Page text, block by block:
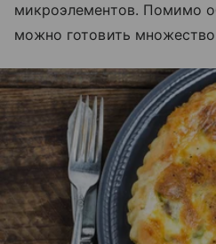
микроэлементов. Помимо
можно готовить